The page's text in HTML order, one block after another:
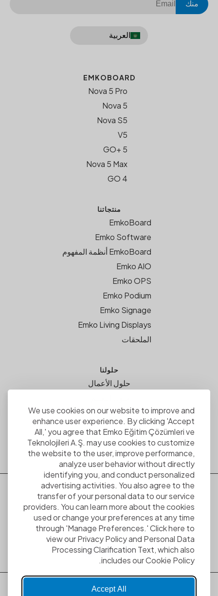
We use cookies on our website to improve and
enhance user experience. By clicking 'Accept
All,' you agree that Emko Eğitim Çözümleri ve
Teknolojileri A.Ş. may use cookies to customize
the website to the user, improve performance,
analyze user behavior without directly
identifying you, and conduct personalized
advertising activities. You also agree to the
transfer of your personal data to our service
providers. You can learn more about the cookies
used or change your preferences at any time
through 'Manage Preferences.' Click here to
view our Privacy Policy and Personal Data
Processing Clarification Text, which also
includes our Cookie Policy.
Accept All
منك
العربية
EMKOBOARD
Nova 5 Pro
Nova 5
Nova S5
V5
GO+ 5
Nova 5 Max
GO 4
منتجاتنا
EmkoBoard
Emko Software
EmkoBoard أنظمة المفهوم
Emko AIO
Emko OPS
Emko Podium
Emko Signage
Emko Living Displays
الملحقات
حلولنا
حلول الأعمال
اتصل بنا
اتصل بنا
+90 212 886 86 85
info@emkotech.com